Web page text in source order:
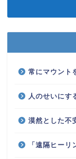
常にマウント
人のせいにす
漠然とした不
「遠隔ヒーリ